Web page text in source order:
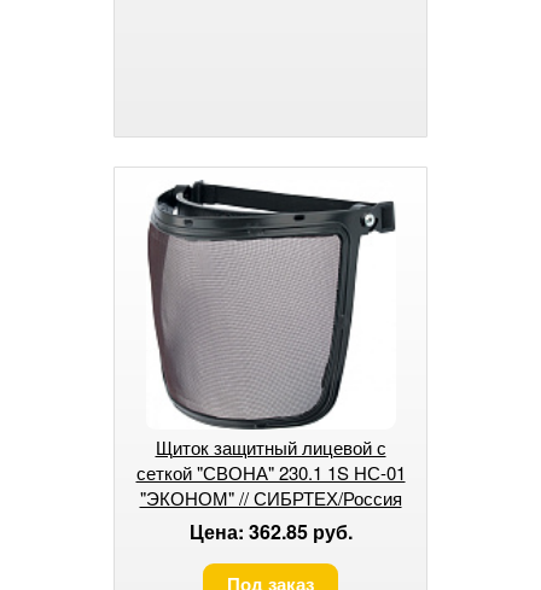
Щиток защитный лицевой с
сеткой "СВОНА" 230.1 1S НС-01
"ЭКОНОМ" // СИБРТЕХ/Россия
Цена: 362.85 руб.
Под заказ